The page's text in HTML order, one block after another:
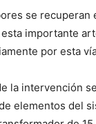
se
importante
por esta
la intervención
elementos del